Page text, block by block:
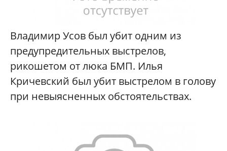
Владимир Усов был убит одним из
предупредительных выстрелов,
рикошетом от люка БМП. Илья
Кричевский был убит выстрелом в голову
при невыясненных обстоятельствах.